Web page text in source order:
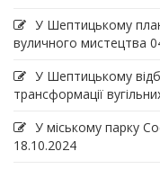
У Шептицькому
вуличного мистецтва
У Шептицькому
трансформації
У міському парку
18.10.2024